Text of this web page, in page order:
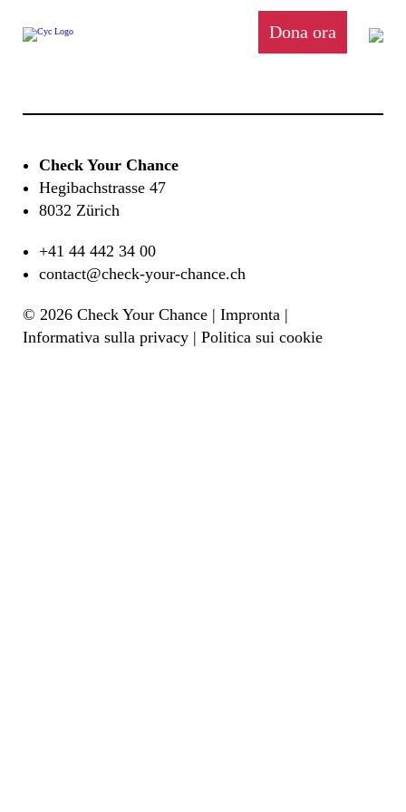
Dona ora
Check Your Chance
Hegibachstrasse 47
8032 Zürich
+41 44 442 34 00
contact@check-your-chance.ch
© 2026 Check Your Chance | Impronta |
Informativa sulla privacy | Politica sui cookie